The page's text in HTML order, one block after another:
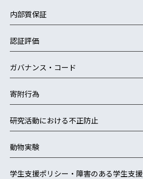
内部質保証
認証評価
ガバナンス・コード
寄附行為
研究活動における不正防止
動物実験
学生支援ポリシー・障害のある学生支援